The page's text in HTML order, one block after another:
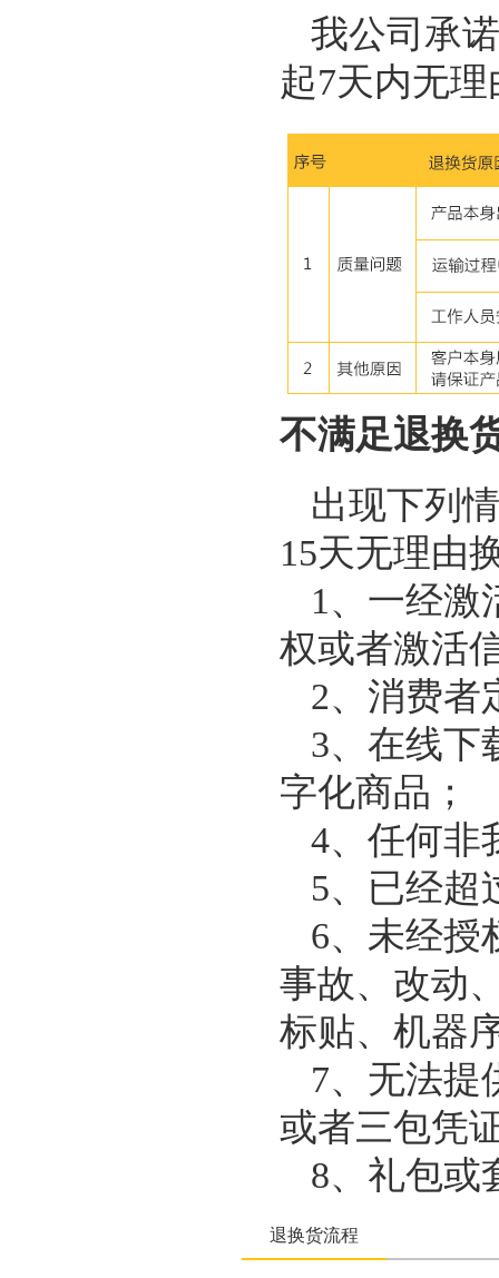
我公司承
起7天内无
不满足退换
出现下列
15天无理由
1、一经激
权或者激活
2、消费者
3、在线下
字化商品；
4、任何非
5、已经超
6、未经授
事故、改动
标贴、机器
7、无法提
或者三包凭
8、礼包或
退换货流程